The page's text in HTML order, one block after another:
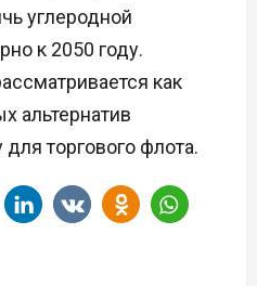
углеродной
к 2050 году.
как
альтернатив
торгового флота.